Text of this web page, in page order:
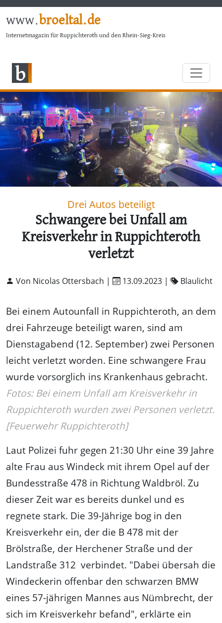
www.broeltal.de
Internetmagazin für Ruppichteroth und den Rhein-Sieg-Kreis
Drei Autos beteiligt
Schwangere bei Unfall am
Kreisverkehr in Ruppichteroth
verletzt
Von Nicolas Ottersbach | 13.09.2023 | Blaulicht
Bei einem Autounfall in Ruppichteroth, an dem
drei Fahrzeuge beteiligt waren, sind am
Dienstagabend (12. September) zwei Personen
leicht verletzt worden. Eine schwangere Frau
wurde vorsorglich ins Krankenhaus gebracht.
Fotos: Bei einem Unfall am Kreisverkehr in
Ruppichteroth wurden zwei Personen verletzt.
[Feuerwehr Ruppichteroth]
Laut Polizei fuhr gegen 21:30 Uhr eine 39 Jahre
alte Frau aus Windeck mit ihrem Opel auf der
Bundesstraße 478 in Richtung Waldbröl. Zu
dieser Zeit war es bereits dunkel und es
regnete stark. Die 39-Jährige bog in den
Kreisverkehr ein, der die B 478 mit der
Brölstraße, der Herchener Straße und der
Landstraße 312 verbindet. "Dabei übersah die
Windeckerin offenbar den schwarzen BMW
eines 57-jährigen Mannes aus Nümbrecht, der
sich im Kreisverkehr befand", erklärte ein